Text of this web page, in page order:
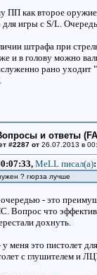
ПП как второе оружие
для игры с S/L.
штрафа при
и в голову можно
рано уходит
и ответы
#2287 от26.07.2013 в
MeLL писал(a):
? гюрза лучше
- это
Вопрос что
дохнуть.
меня это пистолет
с глушителем и